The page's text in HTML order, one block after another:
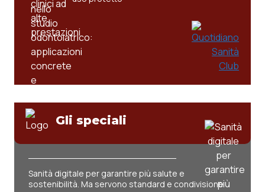
Gli speciali
Sanità digitale per garantire più salute e
sostenibilità. Ma servono standard e condivisione